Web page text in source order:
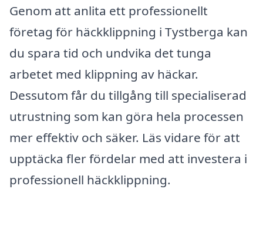
Genom att anlita ett professionellt
företag för häckklippning i Tystberga kan
du spara tid och undvika det tunga
arbetet med klippning av häckar.
Dessutom får du tillgång till specialiserad
utrustning som kan göra hela processen
mer effektiv och säker. Läs vidare för att
upptäcka fler fördelar med att investera i
professionell häckklippning.